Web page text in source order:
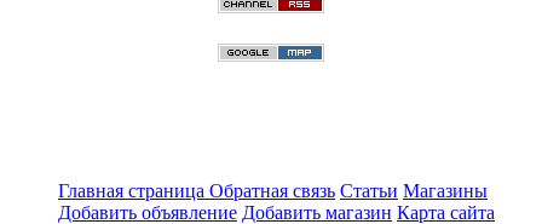
Главная страница Обратная связь Статьи Магазины
Добавить объявление Добавить магазин Карта сайта